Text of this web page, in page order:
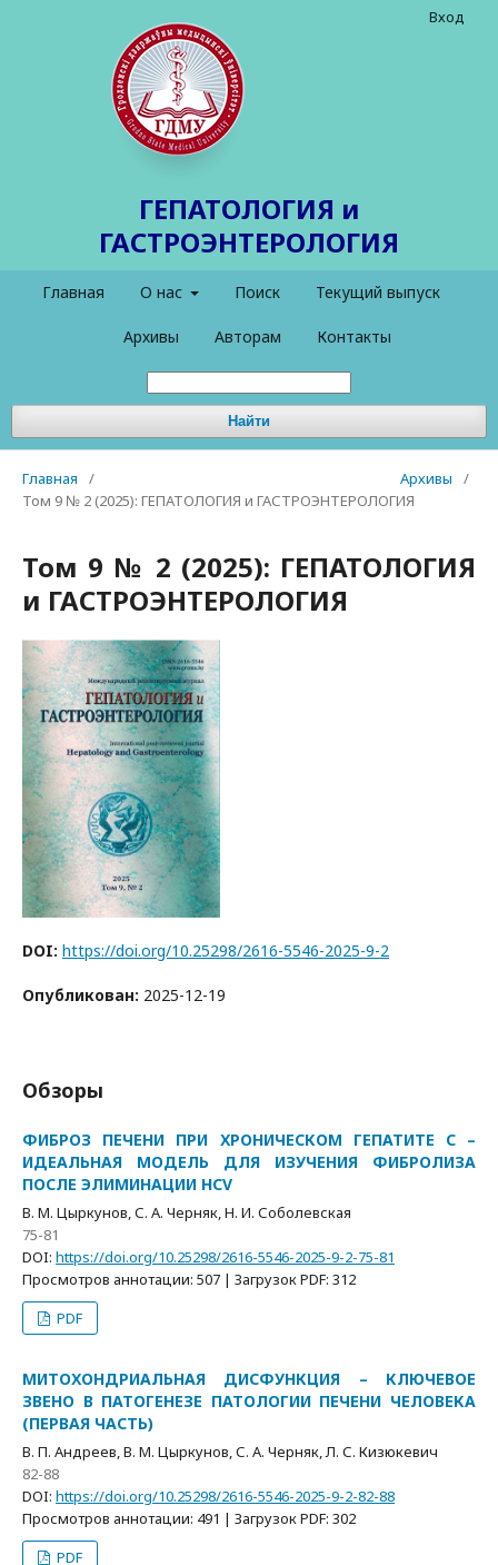
ГЕПАТОЛОГИЯ и
ГАСТРОЭНТЕРОЛОГИЯ
Главная О нас Поиск Текущий выпуск
Архивы Авторам Контакты
Найти
Вход
Главная / Архивы
/
Том 9 № 2 (2025): ГЕПАТОЛОГИЯ и ГАСТРОЭНТЕРОЛОГИЯ
Том 9 № 2 (2025): ГЕПАТОЛОГИЯ
и ГАСТРОЭНТЕРОЛОГИЯ
DOI: https://doi.org/10.25298/2616-5546-2025-9-2
Опубликован: 2025-12-19
Обзоры
ФИБРОЗ ПЕЧЕНИ ПРИ ХРОНИЧЕСКОМ ГЕПАТИТЕ С –
ИДЕАЛЬНАЯ МОДЕЛЬ ДЛЯ ИЗУЧЕНИЯ ФИБРОЛИЗА
ПОСЛЕ ЭЛИМИНАЦИИ HCV
В. М. Цыркунов, С. А. Черняк, Н. И. Соболевская
75-81
DOI: https://doi.org/10.25298/2616-5546-2025-9-2-75-81
Просмотров аннотации: 507 | Загрузок PDF: 312
PDF
МИТОХОНДРИАЛЬНАЯ ДИСФУНКЦИЯ – КЛЮЧЕВОЕ
ЗВЕНО В ПАТОГЕНЕЗЕ ПАТОЛОГИИ ПЕЧЕНИ ЧЕЛОВЕКА
(ПЕРВАЯ ЧАСТЬ)
В. П. Андреев, В. М. Цыркунов, С. А. Черняк, Л. С. Кизюкевич
82-88
DOI: https://doi.org/10.25298/2616-5546-2025-9-2-82-88
Просмотров аннотации: 491 | Загрузок PDF: 302
PDF